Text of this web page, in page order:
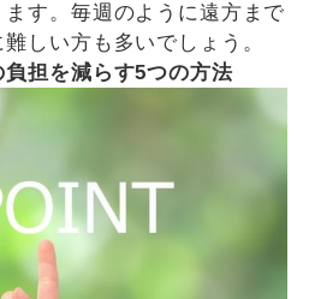
す。毎週のように遠方まで
しい方も多いでしょう。
担を減らす5つの方法